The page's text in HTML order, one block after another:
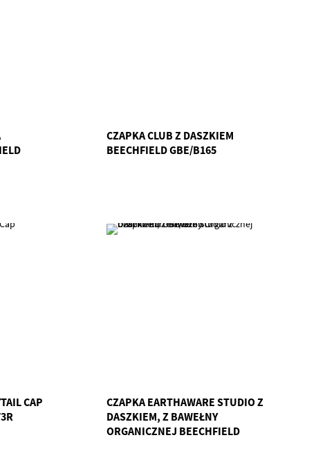
CZAPKA CLUB Z DASZKIEM
BEECHFIELD GBE/B165
CAP
CZAPKA EARTHAWARE STUDIO Z
DASZKIEM, Z BAWEŁNY
ORGANICZNEJ BEECHFIELD